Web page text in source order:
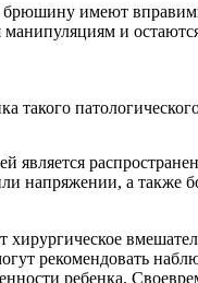
брюшину имеют
и
такого
является
напряжении, а
рекомендовать
ребенка.